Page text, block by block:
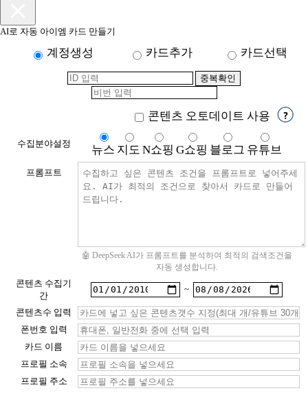
AI로 자동 아이엠 카드 만들기
계정생성 카드추가 카드선택
콘텐츠 오토데이트 사용
수집분야설정 뉴스 지도 N쇼핑 G쇼핑 블로그 유튜브
프롬프트
🤖 DeepSeek AI가 프롬프트를 분석하여 최적의 검색조건을
자동 생성합니다.
콘텐츠 수집기
간
~
콘텐츠수 입력
폰번호 입력
카드 이름
프로필 소속
프로필 주소